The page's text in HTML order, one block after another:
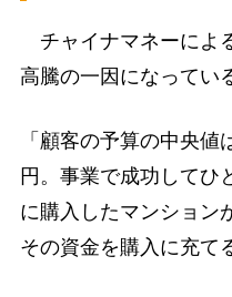
チャイナマネーによ
高騰の一因になってい
「顧客の予算の中央
円。事業で成功してひ
に購入したマンション
その資金を購入に充て